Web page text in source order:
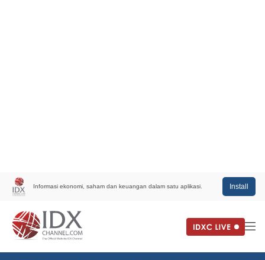
Informasi ekonomi, saham dan keuangan dalam satu aplikasi. Install